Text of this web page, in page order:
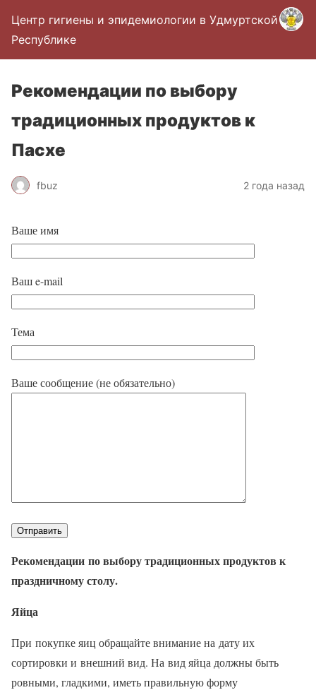
Центр гигиены и эпидемиологии в Удмуртской
Республике
Рекомендации по выбору
традиционных продуктов к
Пасхе
fbuz 2 года назад
Ваше имя
Ваш e-mail
Тема
Ваше сообщение (не обязательно)
Рекомендации по выбору традиционных продуктов к
праздничному столу.
Яйца
При покупке яиц обращайте внимание на дату их
сортировки и внешний вид. На вид яйца должны быть
ровными, гладкими, иметь правильную форму